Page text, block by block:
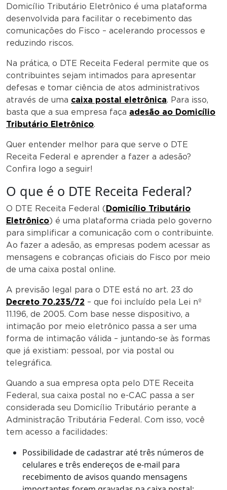
Domicílio Tributário Eletrônico é uma plataforma
desenvolvida para facilitar o recebimento das
comunicações do Fisco – acelerando processos e
reduzindo riscos.
Na prática, o DTE Receita Federal permite que os
contribuintes sejam intimados para apresentar
defesas e tomar ciência de atos administrativos
através de uma caixa postal eletrônica. Para isso,
basta que a sua empresa faça adesão ao Domicílio
Tributário Eletrônico.
Quer entender melhor para que serve o DTE
Receita Federal e aprender a fazer a adesão?
Confira logo a seguir!
O que é o DTE Receita Federal?
O DTE Receita Federal (Domicílio Tributário
Eletrônico) é uma plataforma criada pelo governo
para simplificar a comunicação com o contribuinte.
Ao fazer a adesão, as empresas podem acessar as
mensagens e cobranças oficiais do Fisco por meio
de uma caixa postal online.
A previsão legal para o DTE está no art. 23 do
Decreto 70.235/72 – que foi incluído pela Lei nº
11.196, de 2005. Com base nesse dispositivo, a
intimação por meio eletrônico passa a ser uma
forma de intimação válida – juntando-se às formas
que já existiam: pessoal, por via postal ou
telegráfica.
Quando a sua empresa opta pelo DTE Receita
Federal, sua caixa postal no e-CAC passa a ser
considerada seu Domicílio Tributário perante a
Administração Tributária Federal. Com isso, você
tem acesso a facilidades:
Possibilidade de cadastrar até três números de
celulares e três endereços de e-mail para
recebimento de avisos quando mensagens